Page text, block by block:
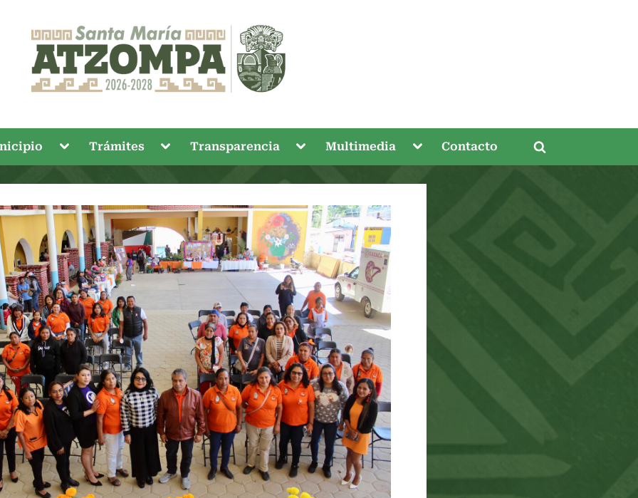
Toggle
menu
Toggle
sub-
menu
Trámites
Toggle
menu
Transparencia
Toggle
menu
Toggle
sub-
menu
Multimedia
Toggle
menu
Contacto
Toggle